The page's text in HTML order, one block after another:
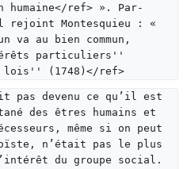
humaine</ref> ». Par-
Montesquieu : «
va au bien commun,
particuliers''
lois'' (1748)</ref>
pas devenu ce qu’il est
des êtres humains et
même si on peut
n’était pas le plus
du groupe social.